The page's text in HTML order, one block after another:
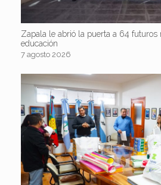
Zapala le abrió la puerta a 64 futuros
educación
7 agosto 2026